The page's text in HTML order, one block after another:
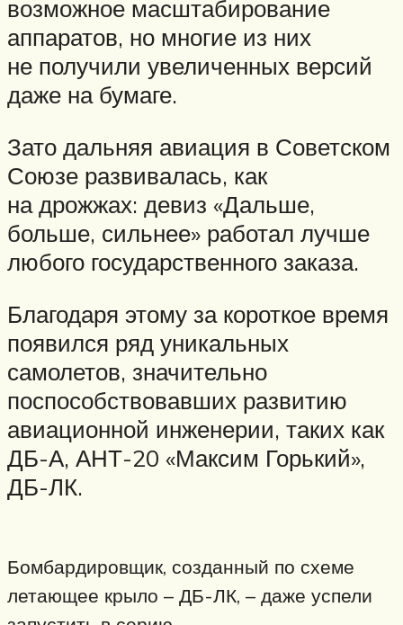
возможное масштабирование
аппаратов, но многие из них
не получили увеличенных версий
даже на бумаге.
Зато дальняя авиация в Советском
Союзе развивалась, как
на дрожжах: девиз «Дальше,
больше, сильнее» работал лучше
любого государственного заказа.
Благодаря этому за короткое время
появился ряд уникальных
самолетов, значительно
поспособствовавших развитию
авиационной инженерии, таких как
ДБ-А, АНТ-20 «Максим Горький»,
ДБ-ЛК.
Бомбардировщик, созданный по схеме
летающее крыло – ДБ-ЛК, – даже успели